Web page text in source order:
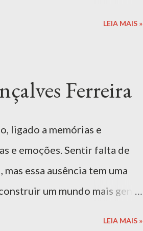
0 — 6 anos, EI Ler livro
Comprar Livro | Amazon
de Fábio Gonçalves
humanas mais
LEIA MAIS »
Ferreira
ligado a memórias e
e emoções. Sentir falta de
essa ausência tem uma
um mundo mais gentil
LEIA MAIS »